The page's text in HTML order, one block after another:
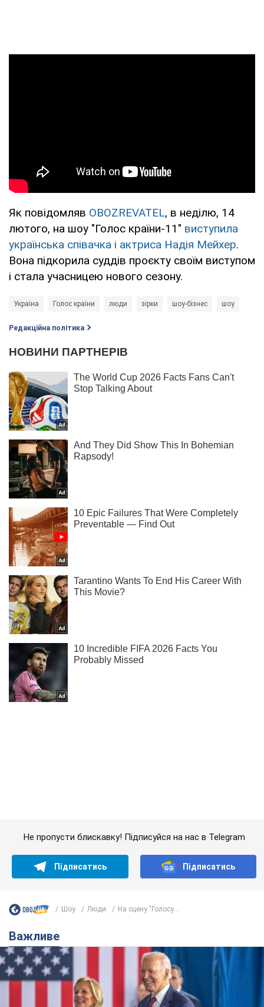
Як повідомляв OBOZREVATEL, в неділю, 14
лютого, на шоу "Голос країни-11" виступила
українська співачка і актриса Надія Мейхер.
Вона підкорила суддів проєкту своїм виступом
і стала учасницею нового сезону.
Україна Голос країни люди зірки шоу-бізнес шоу
Редакційна політика
Дружина тяжкохворого Джо Байдена назвала
перший симптом, який сигналізував про його
"агресивний" рак